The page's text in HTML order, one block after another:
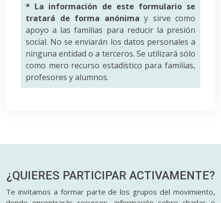
* La información de este formulario se
tratará de forma anónima y sirve como
apoyo a las familias para reducir la presión
social. No se enviarán los datos personales a
ninguna entidad o a terceros. Se utilizará sólo
como mero recurso estadístico para familias,
profesores y alumnos.
¿QUIERES PARTICIPAR ACTIVAMENTE?
Te invitamos a formar parte de los grupos del movimiento,